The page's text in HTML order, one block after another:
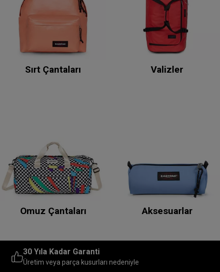
Sırt Çantaları Valizler
Omuz Çantaları Aksesuarlar
30 Yıla Kadar Garanti
Üretim veya parça kusurları nedeniyle